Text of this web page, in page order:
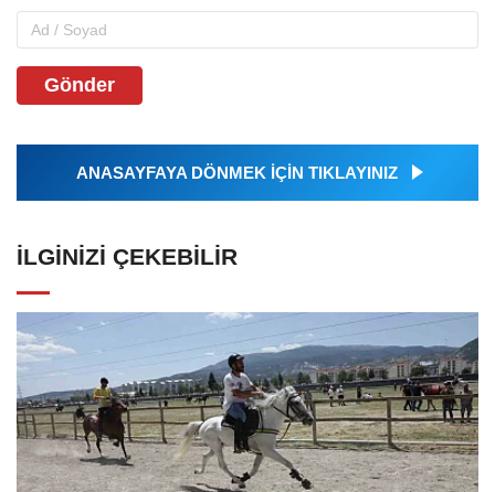
Gönder
ANASAYFAYA DÖNMEK İÇİN TIKLAYINIZ
İLGINIZI ÇEKEBILIR